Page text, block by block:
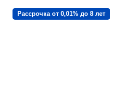
Рассрочка от 0,01% до 8 лет